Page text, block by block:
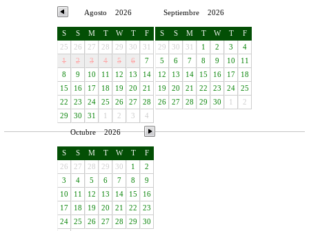
2026
Agosto
S S M T W T
F
25
26 27 28 29 30
31
1
2 3 4 5 6
7
8
9 10 11 12 13
14
15
16 17 18 19 20
21
22
23 24 25 26 27
28
29
30 31 1 2 3 4
2026
Septiembre
S S M T W T
F
29
30 31 1 2 3
4
5
6 7 8 9 10
11
12
13 14 15 16 17
18
19
20 21 22 23 24
25
26
27 28 29 30 1 2
2026
Octubre
S S M T W T
F
26
27 28 29 30 1
2
3
4 5 6 7 8
9
10
11 12 13 14 15
16
17
18 19 20 21 22
23
24
25 26 27 28 29
30